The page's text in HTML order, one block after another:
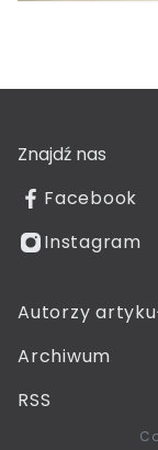
Znajdź nas
Facebook
Instagram
Autorzy
Archiwum
RSS